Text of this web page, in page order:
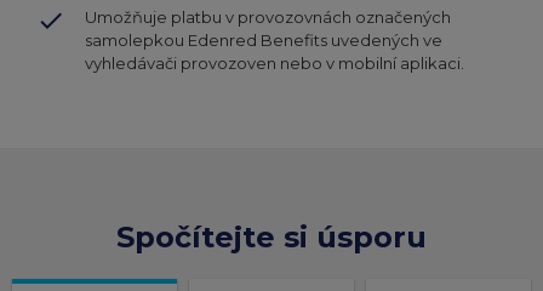
done
Umožňuje platbu v provozovnách označených
samolepkou Edenred Benefits uvedených ve
vyhledávači provozoven nebo v mobilní aplikaci.
Spočítejte si úsporu